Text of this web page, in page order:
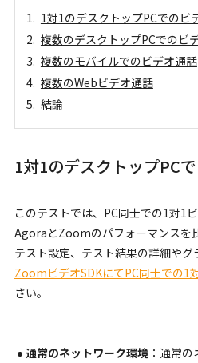
1対1のデスクトップPCでのビ
複数のデスクトップPCでのビ
複数のモバイルでのビデオ通話
複数のWebビデオ通話
結論
1対1のデスクトップPC
このテストでは、PC同士での1対1
AgoraとZoomのパフォーマンスを
テスト設定、テスト結果の詳細やグ
ZoomビデオSDKにてPC同士での1
さい。
通常のネットワーク環境：通常の